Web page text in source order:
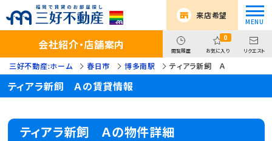
来店希望
会社紹介・店舗案内 閲覧履歴
0
お気に入り リクエスト
三好不動産:ホーム 春日市 博多南駅 ティアラ新飼 Ａ
ティアラ新飼 Ａの賃貸情報
ティアラ新飼 Ａの物件詳細